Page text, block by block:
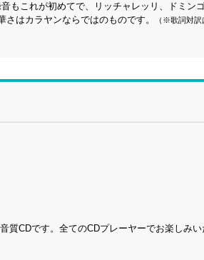
もこれが初めてで、リッチャレッリ、ドミン
はカラヤンならではのものです。
（※歌詞対訳
CDです。全てのCDプレーヤーでお楽しみい